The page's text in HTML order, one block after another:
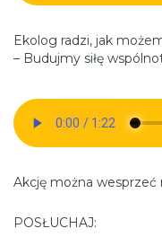
Ekolog radzi, jak
– Budujmy siłę
Akcję można wesprzeć
POSŁUCHAJ: